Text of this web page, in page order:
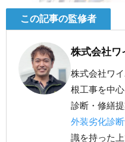
この記事の監修者
株式会社ワ
株式会社ワ
根工事を中
診断・修繕提
外装劣化診
識を持った